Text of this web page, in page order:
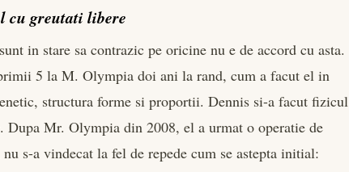
cu greutati libere
in stare sa contrazic pe oricine nu e de accord cu asta.
5 la M. Olympia doi ani la rand, cum a facut el in
structura forme si proportii. Dennis si-a facut fizicul
Mr. Olympia din 2008, el a urmat o operatie de
s-a vindecat la fel de repede cum se astepta initial: